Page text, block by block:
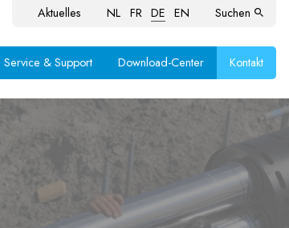
Aktuelles NL FR DE EN Suchen
Service & Support Download-Center Kontakt